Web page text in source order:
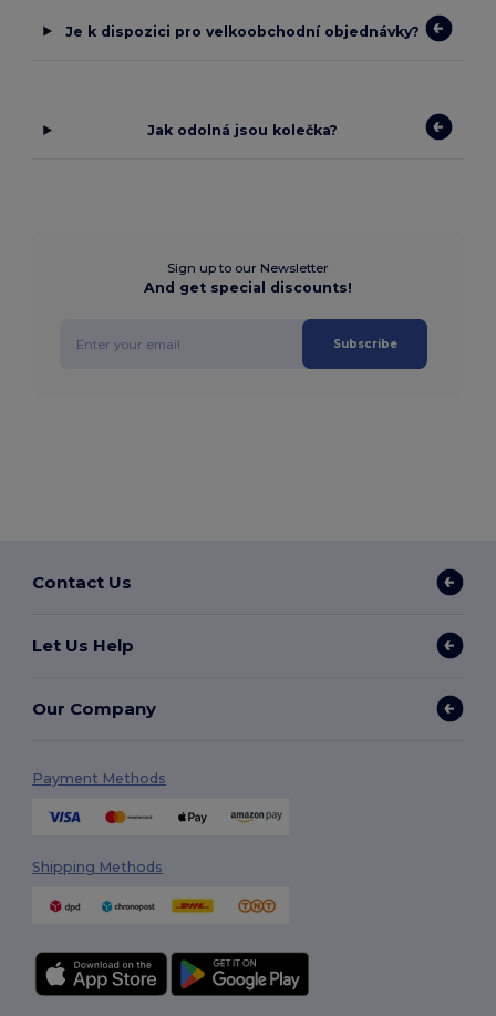
Je k dispozici pro velkoobchodní objednávky?
Jak odolná jsou kolečka?
Sign up to our Newsletter
And get special discounts!
Subscribe
Contact Us
Let Us Help
Our Company
Payment Methods
Shipping Methods